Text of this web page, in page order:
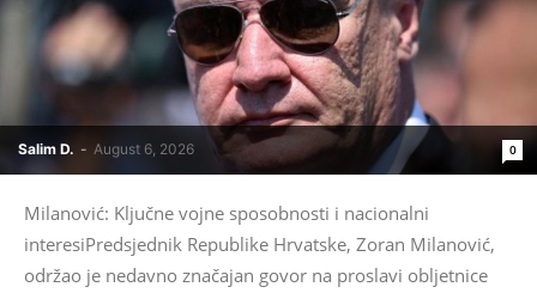
Salim D. - August 6, 2026 0
Milanović: Ključne vojne sposobnosti i nacionalni
interesiPredsjednik Republike Hrvatske, Zoran Milanović,
održao je nedavno značajan govor na proslavi obljetnice